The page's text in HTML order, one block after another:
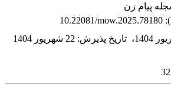
پیام زن
10.22081/mow.2025.78180
، تاریخ پذیرش: 22 شهریور 1404